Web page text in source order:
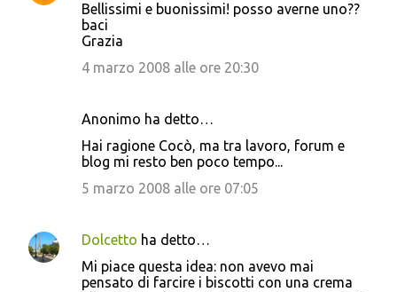
Bellissimi e buonissimi! posso averne uno??
baci
Grazia
4 marzo 2008 alle ore 20:30
Anonimo ha detto…
Hai ragione Cocò, ma tra lavoro, forum e
blog mi resto ben poco tempo...
5 marzo 2008 alle ore 07:05
Dolcetto ha detto…
Mi piace questa idea: non avevo mai
pensato di farcire i biscotti con una crema